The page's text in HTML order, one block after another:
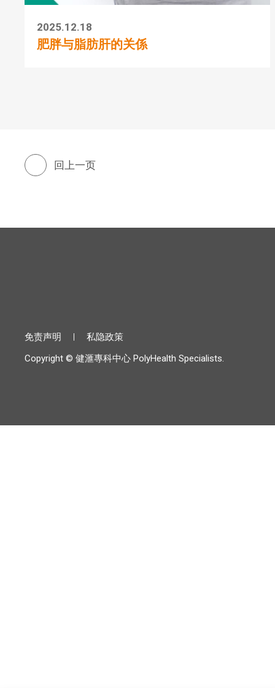
2025.12.18
肥胖与脂肪肝的关係
回上一页
免责声明
私隐政策
Copyright © 健滙專科中心 PolyHealth Specialists.